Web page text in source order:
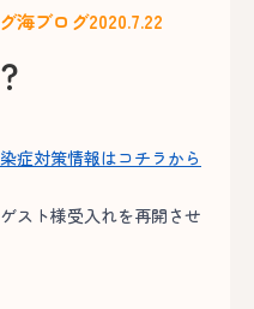
海ブログ2020.7.22
症対策情報はコチラから
スト様受入れを再開させ